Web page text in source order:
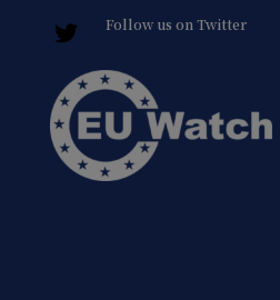
Follow us on Twitter